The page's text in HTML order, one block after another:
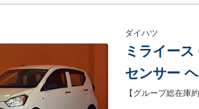
ダイハツ
ミライー
センサー